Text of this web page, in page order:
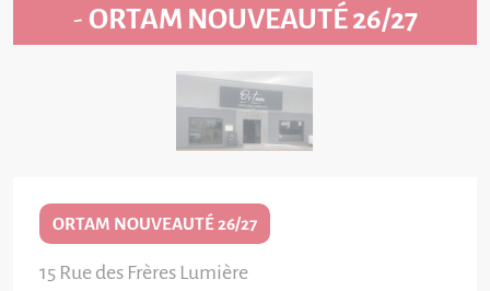
- ORTAM NOUVEAUTÉ 26/27
ORTAM NOUVEAUTÉ 26/27
15 Rue des Frères Lumière